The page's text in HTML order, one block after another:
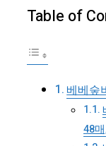
Table of
베베숲
48